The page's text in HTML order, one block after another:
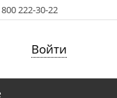
222-30-22
Войти